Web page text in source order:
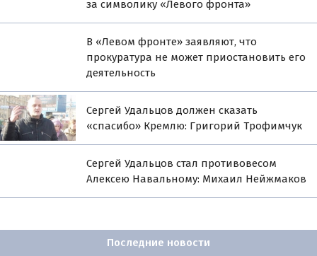
за символику «Левого фронта»
В «Левом фронте» заявляют, что
прокуратура не может приостановить его
деятельность
Сергей Удальцов должен сказать
«спасибо» Кремлю: Григорий Трофимчук
Сергей Удальцов стал противовесом
Алексею Навальному: Михаил Нейжмаков
Последние новости